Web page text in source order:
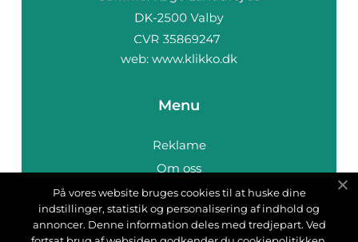
web: www.klikko.dk
Menu
Reklame
Om oss
Cookies
Kontakt Oss
Sitemap
På vores website bruges cookies til at huske dine
indstillinger, statistik og personalisering af indhold og
annoncer. Denne information deles med tredjepart. Ved